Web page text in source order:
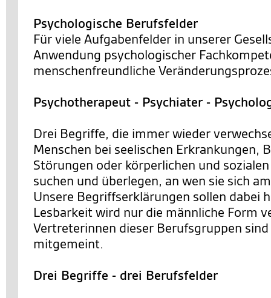
Psychologische Berufsfelder
Für viele Aufgabenfelder in unserer
Anwendung psychologischer
menschenfreundliche
Psychotherapeut - Psychiater -
Drei Begriffe, die immer wieder
Menschen bei seelischen Erkrankungen,
Störungen oder körperlichen und
suchen und überlegen, an wen sie sich
Unsere Begriffserklärungen sollen dabei
Lesbarkeit wird nur die männliche Form
Vertreterinnen dieser Berufsgruppen
mitgemeint.
Drei Begriffe - drei Berufsfelder